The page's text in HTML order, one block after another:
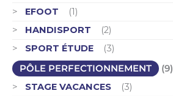
EFOOT
(1)
HANDISPORT
(2)
SPORT ÉTUDE
(3)
PÔLE PERFECTIONNEMENT
(9)
STAGE VACANCES
(3)